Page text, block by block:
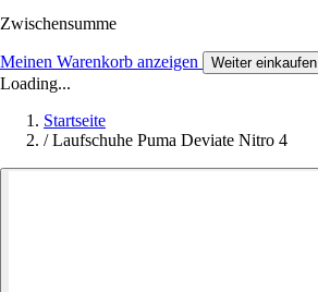
Zwischensumme
Meinen Warenkorb anzeigen Weiter einkaufen
Loading...
Startseite
/ Laufschuhe Puma Deviate Nitro 4